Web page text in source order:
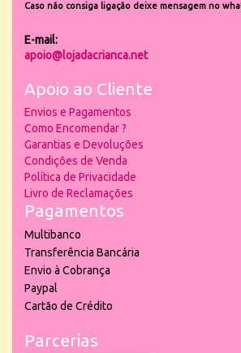
Caso não consiga ligação deixe mensagem no
E-mail:
apoio@lojadacrianca.net
Apoio ao Cliente
Envios e Pagamentos
Como Encomendar ?
Garantias e Devoluções
Condições de Venda
Política de Privacidade
Livro de Reclamações
Pagamentos
Multibanco
Transferência Bancária
Envio à Cobrança
Paypal
Cartão de Crédito
Parcerias